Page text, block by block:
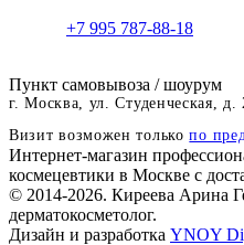
+7 995 787-88-18
Пункт самовывоза / шоурум
г. Москва, ул. Студенческая, д.
Визит возможен толькопо
Интернет-магазин
космецевтики в Москве с
© 2014-2026. Киреева Арина
дерматокосметолог.
Дизайн и разработка YNOY